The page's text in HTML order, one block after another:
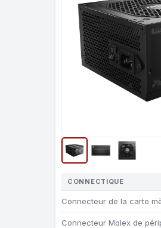
CONNECTIQUE
Connecteur de la carte
Connecteur Molex de